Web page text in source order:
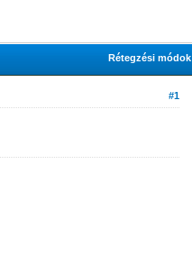
Rétegzési módok
#1